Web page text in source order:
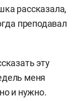
рассказала,
преподавал
эту
меня
и нужно.